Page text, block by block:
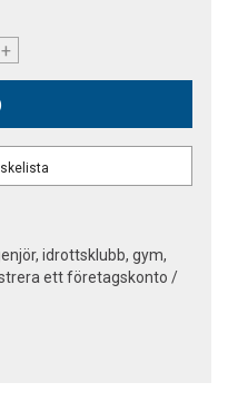
+
idrottsklubb, gym,
ett företagskonto /